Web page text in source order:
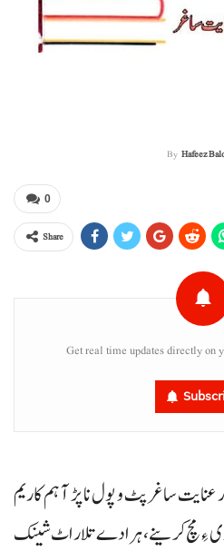
By Hafeez
0
Share
Get real time updates directly on
ساغر پٹ و پول نا پڑ آ ہم کاریم
مڈی ءِ مچ کرینے، ہرادے تلار اٹ شینک